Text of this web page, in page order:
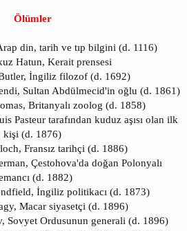
Ölümler
din, tarih ve tıp bilgini (d. 1116)
Hatun, Kerait prensesi
İngiliz filozof (d. 1692)
Sultan Abdülmecid'in oğlu (d. 1861)
Britanyalı zoolog (d. 1858)
Pasteur tarafından kuduz aşısı olan ilk
kişi (d. 1876)
Fransız tarihçi (d. 1886)
Çestohova'da doğan Polonyalı
(d. 1882)
İngiliz politikacı (d. 1873)
Macar siyasetçi (d. 1896)
Sovyet Ordusunun generali (d. 1896)